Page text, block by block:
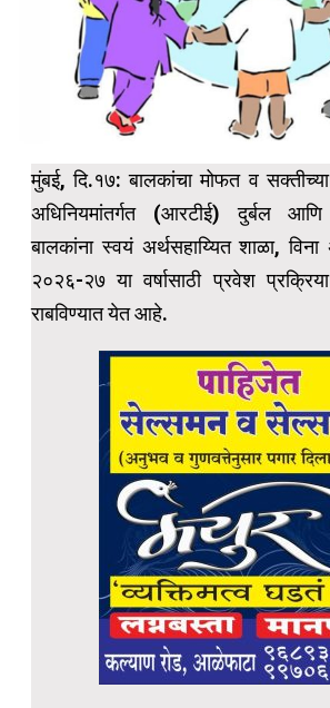
मुंबई, दि.१७: बालकांचा मोफत व सक्तीच्या
अधिनियमांतर्गत (आरटीई) दुर्बल
बालकांना स्वयं अर्थसहाय्यित शाळा,
२०२६-२७ या वर्षासाठी प्रवेश
राबविण्यात येत आहे.